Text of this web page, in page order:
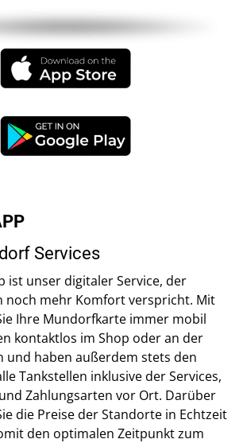
Services
ist unser digitaler Service, der
noch mehr Komfort verspricht. Mit
Ihre Mundorfkarte immer mobil
kontaktlos im Shop oder an der
und haben außerdem stets den
Tankstellen inklusive der Services,
Zahlungsarten vor Ort. Darüber
die Preise der Standorte in Echtzeit
den optimalen Zeitpunkt zum